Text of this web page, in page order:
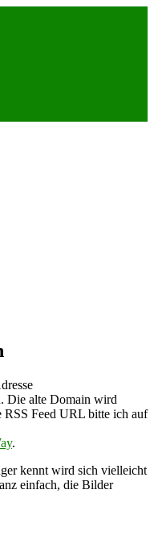
Die alte Domain wird
Feed URL bitte ich auf
.
kennt wird sich vielleicht
einfach, die Bilder